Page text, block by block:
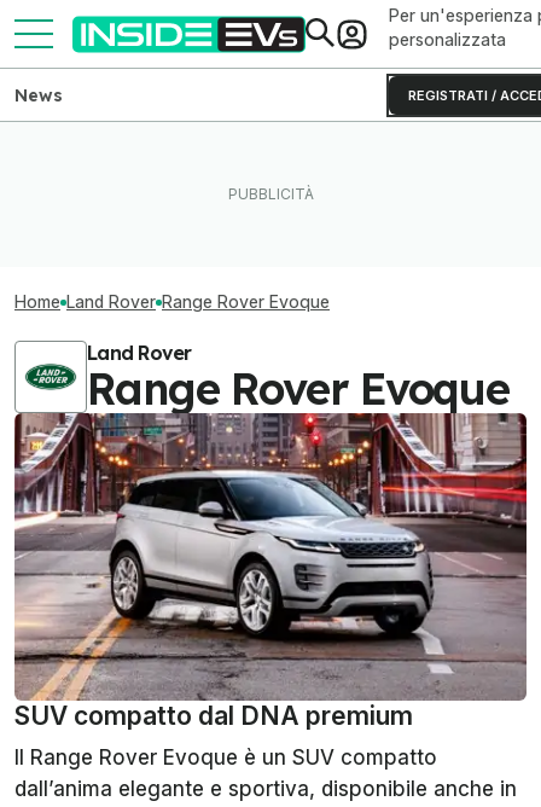
Per un'esperienza
personalizzata
REGISTRATI /
News
Home Land Rover Range Rover Evoque
Land Rover
Range Rover Evoque
SUV compatto dal DNA premium
Il Range Rover Evoque è un SUV compatto
dall’anima elegante e sportiva, disponibile anche in